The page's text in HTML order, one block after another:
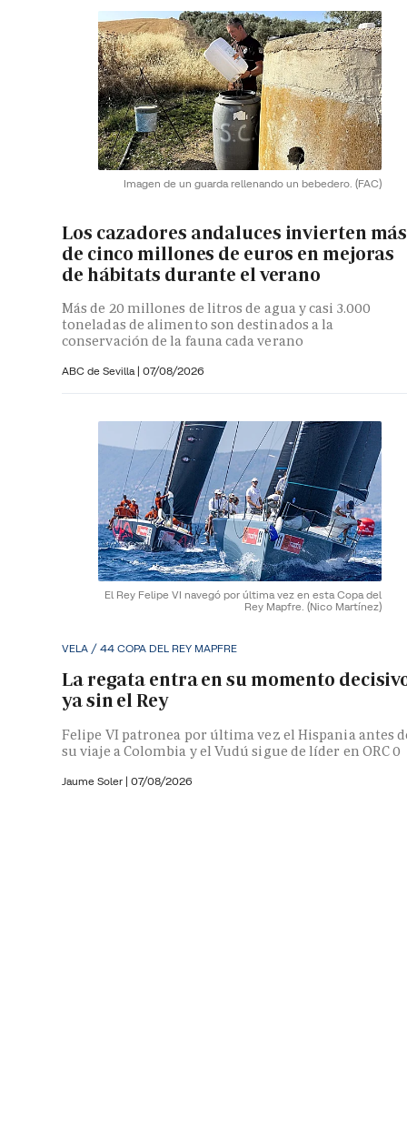
Imagen de un guarda rellenando un bebedero. (FAC)
Los cazadores andaluces invierten más
de cinco millones de euros en mejoras
de hábitats durante el verano
Más de 20 millones de litros de agua y casi 3.000
toneladas de alimento son destinados a la
conservación de la fauna cada verano
ABC de Sevilla | 07/08/2026
El Rey Felipe VI navegó por última vez en esta Copa del
Rey Mapfre. (Nico Martínez)
VELA / 44 COPA DEL REY MAPFRE
La regata entra en su momento
ya sin el Rey
Felipe VI patronea por última vez el Hispania antes
su viaje a Colombia y el Vudú sigue de líder en ORC 0
Jaume Soler | 07/08/2026